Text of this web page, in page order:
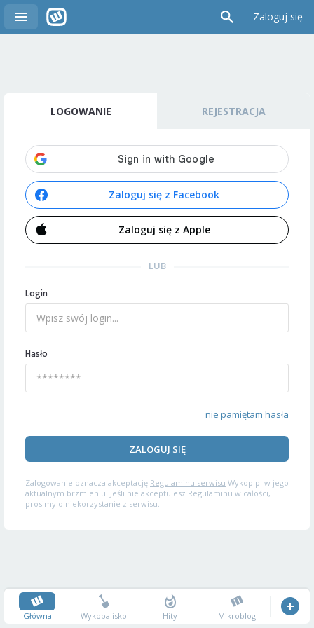
Zaloguj się
LOGOWANIE REJESTRACJA
Zaloguj się z Facebook
Zaloguj się z Apple
LUB
Login
Hasło
nie pamiętam hasła
ZALOGUJ SIĘ
Zalogowanie oznacza akceptację Regulaminu serwisu Wykop.pl w jego
aktualnym brzmieniu. Jeśli nie akceptujesz Regulaminu w całości,
prosimy o niekorzystanie z serwisu.
Główna Wykopalisko Hity Mikroblog